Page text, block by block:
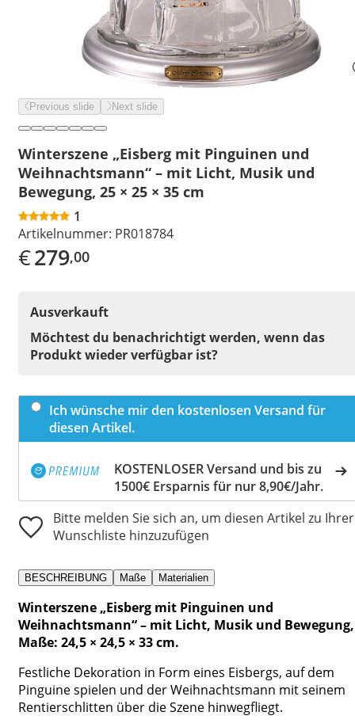
Previous slide Next slide
Winterszene „Eisberg mit Pinguinen und
Weihnachtsmann“ – mit Licht, Musik und
Bewegung, 25 × 25 × 35 cm
1
Artikelnummer: PR018784
€279,00
Ausverkauft
Möchtest du benachrichtigt werden, wenn das
Produkt wieder verfügbar ist?
Ich wünsche mir den kostenlosen Versand für
diesen Artikel.
KOSTENLOSER Versand und bis zu
1500€ Ersparnis für nur 8,90€/Jahr.
Bitte melden Sie sich an, um diesen Artikel zu Ihrer
Wunschliste hinzuzufügen
BESCHREIBUNG Maße Materialien
Winterszene „Eisberg mit Pinguinen und
Weihnachtsmann“ – mit Licht, Musik und Bewegung,
Maße: 24,5 × 24,5 × 33 cm.
Festliche Dekoration in Form eines Eisbergs, auf dem
Pinguine spielen und der Weihnachtsmann mit seinem
Rentierschlitten über die Szene hinwegfliegt.